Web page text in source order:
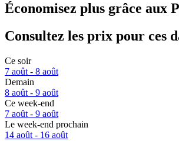
Économisez plus grâce aux
Consultez les prix pour ces
Ce soir
7 août - 8 août
Demain
8 août - 9 août
Ce week-end
7 août - 9 août
Le week-end prochain
14 août - 16 août